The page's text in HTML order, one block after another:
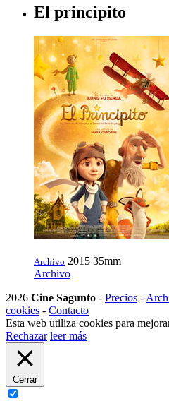
El principito
Archivo 2015 35mm
Archivo
2026 Cine Sagunto - Precios -
cookies - Contacto
Esta web utiliza cookies para
Rechazar leer más
Cerrar